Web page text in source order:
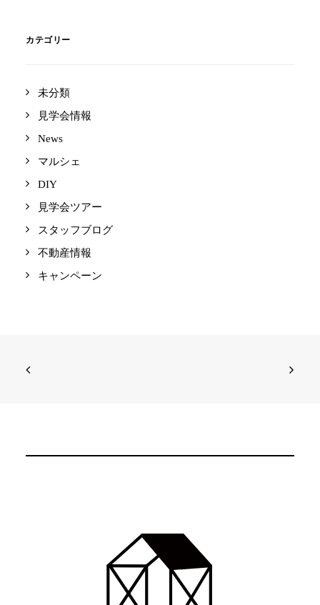
カテゴリー
未分類
見学会情報
News
マルシェ
DIY
見学会ツアー
スタッフブログ
不動産情報
キャンペーン